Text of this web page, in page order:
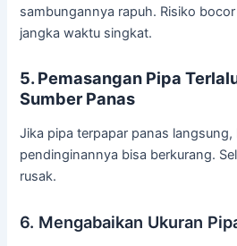
sambungannya rapuh. Risiko
jangka waktu singkat.
5. Pemasangan Pipa
Sumber Panas
Jika pipa terpapar panas langsung,
pendinginannya bisa berkurang.
rusak.
6. Mengabaikan Ukuran